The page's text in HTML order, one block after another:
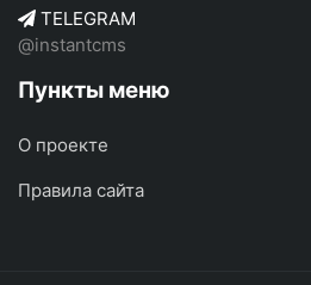
TELEGRAM
@instantcms
Пункты меню
О проекте
Правила сайта